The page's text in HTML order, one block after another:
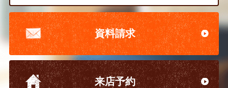
資料請求
来店予約